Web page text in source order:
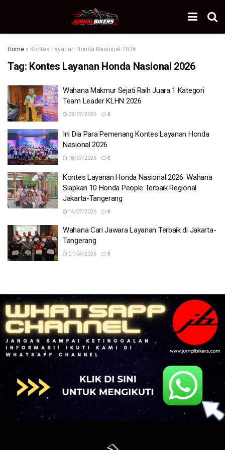
Home » Kontes Layanan Honda Nasional 2026
Tag: Kontes Layanan Honda Nasional 2026
Wahana Makmur Sejati Raih Juara 1 Kategori
Team Leader KLHN 2026
22/07/2026 0
Ini Dia Para Pemenang Kontes Layanan Honda
Nasional 2026
18/07/2026 0
Kontes Layanan Honda Nasional 2026: Wahana
Siapkan 10 Honda People Terbaik Regional
Jakarta-Tangerang
14/07/2026 0
Wahana Cari Jawara Layanan Terbaik di Jakarta-
Tangerang
01/04/2026 0